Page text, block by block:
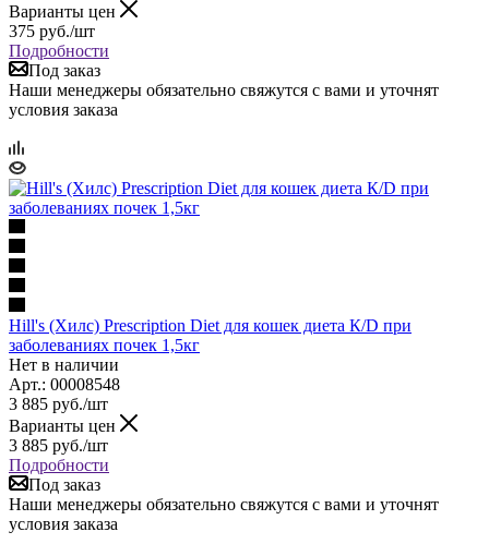
Варианты цен
375 руб./шт
Подробности
Под заказ
Наши менеджеры обязательно свяжутся с вами и уточнят
условия заказа
Hill's (Хилс) Prescription Diet для кошек диета К/D при
заболеваниях почек 1,5кг
Нет в наличии
Арт.: 00008548
3 885 руб./шт
Варианты цен
3 885 руб./шт
Подробности
Под заказ
Наши менеджеры обязательно свяжутся с вами и уточнят
условия заказа